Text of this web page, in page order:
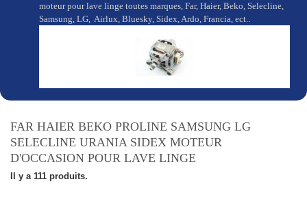
moteur pour lave linge toutes marques, Far, Haier, Beko, Selecline,
Samsung, LG, Airlux, Bluesky, Sidex, Ardo, Francia, ect..
FAR HAIER BEKO PROLINE SAMSUNG LG
SELECLINE URANIA SIDEX MOTEUR
D'OCCASION POUR LAVE LINGE
Il y a 111 produits.